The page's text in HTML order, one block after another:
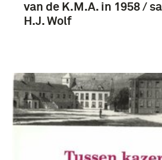
Breda (7)
van de K.M.A. in 1958 /
H.J. Wolf